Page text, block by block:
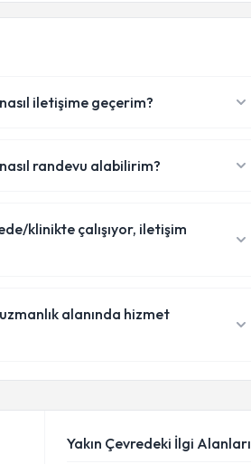
iletişime geçerim?
randevu alabilirim?
klinikte çalışıyor, iletişim
alanında hizmet
Yakın Çevredeki İlgi Alanları